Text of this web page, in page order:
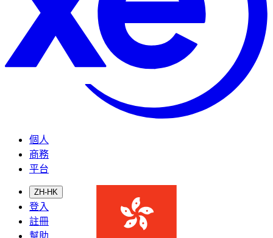
個人
商務
平台
ZH-HK
登入
註冊